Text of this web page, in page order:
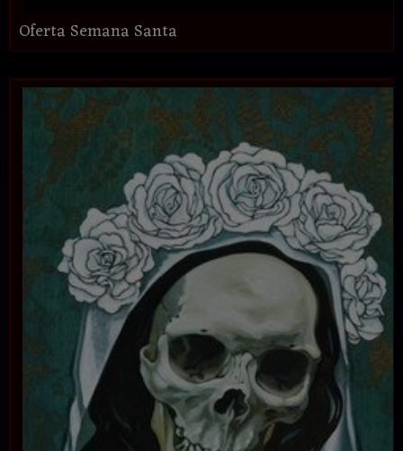
Oferta Semana Santa